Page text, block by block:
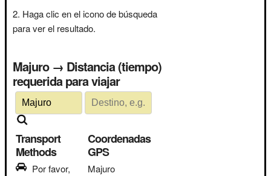
Haga clic en el icono de búsqueda
para ver el resultado.
Majuro → Distancia (tiempo)
requerida para viajar
Transport
Methods
Por favor,
Coordenadas
GPS
Majuro